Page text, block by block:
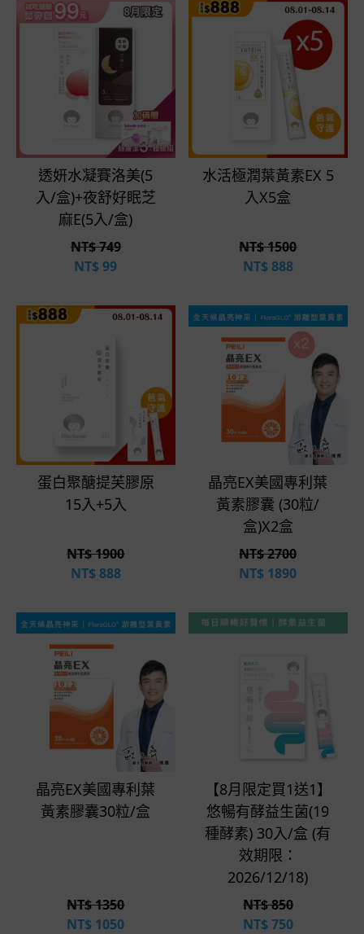
立即選購
透妍水凝賽洛美(5
入/盒)+夜舒好眠芝
麻E(5入/盒)
NT$ 749
NT$99
水活極潤葉黃素EX 5
入X5盒
NT$ 1500
NT$888
立即選購
蛋白聚醣提芙膠原
15入+5入
NT$ 1900
NT$888
立即選購
晶亮EX美國專利葉
黃素膠囊 (30粒/
盒)X2盒
NT$ 2700
NT$ 1890
立即選購
晶亮EX美國專利葉
黃素膠囊30粒/盒
NT$ 1350
NT$ 1050
立即選購
【8月限定買1送1】
悠暢有酵益生菌(19
種酵素) 30入/盒 (有
效期限：
2026/12/18)
NT$ 850
NT$750